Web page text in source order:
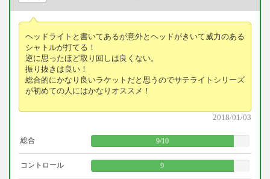
ヘッドライトと書いてあるが意外とヘッドがきいて威力のある
シャトルが打てる！
逆に思ったほど取り回しは良くない。
振り抜きは良い！
総合的にかなり良いラケットだと思うのでサテライトシリーズ
が初めての人にはかなりオススメ！
2018/01/03
総合 9/10
コントロール 9